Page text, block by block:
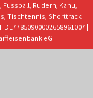
Rudern, Kanu,
Tischtennis, Shorttrack
|
eG